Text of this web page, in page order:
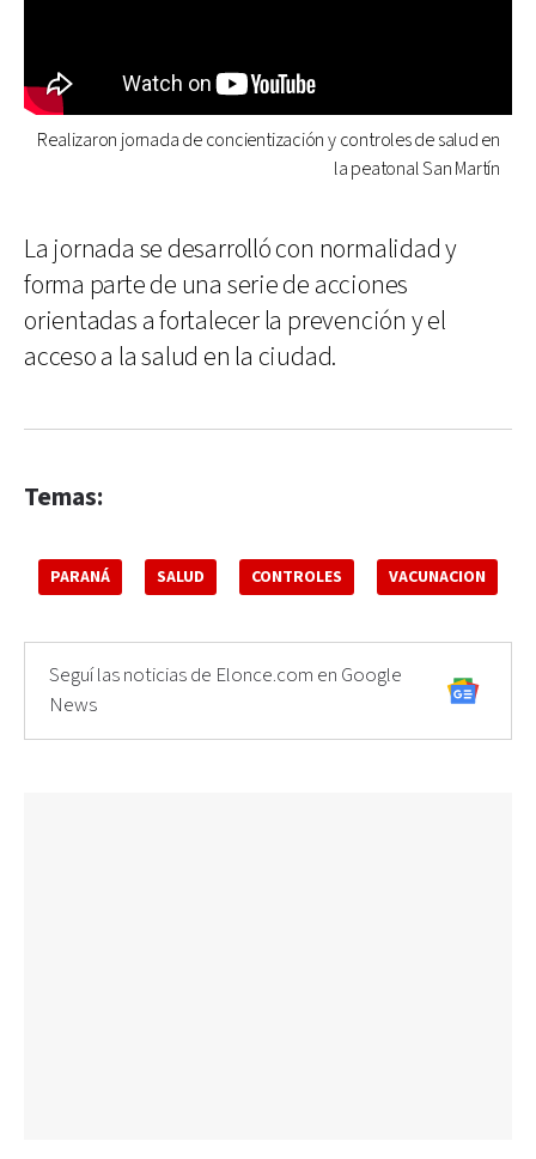
Realizaron jornada de concientización y controles de salud en
la peatonal San Martín
La jornada se desarrolló con normalidad y
forma parte de una serie de acciones
orientadas a fortalecer la prevención y el
acceso a la salud en la ciudad.
Temas:
PARANÁ SALUD CONTROLES VACUNACION
Seguí las noticias de Elonce.com en Google
News